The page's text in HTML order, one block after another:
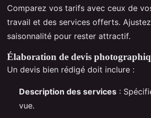
Comparez vos tarifs avec ceux de
travail et des services offerts.
saisonnalité pour rester attractif.
Élaboration de devis
Un devis bien rédigé doit inclure :
Description des services :
vue.